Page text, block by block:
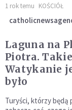
1 rok temu KOŚCIÓŁ
Laguna na
Piotra.
Watykanie
było
Turyści, którzy będą